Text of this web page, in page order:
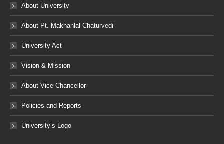
About University
About Pt. Makhanlal Chaturvedi
University Act
Vision & Mission
About Vice Chancellor
Policies and Reports
University’s Logo